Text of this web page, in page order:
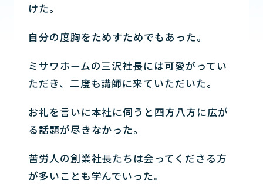
けた。
自分の度胸をためすためでもあった。
ミサワホームの三沢社長には可愛がってい
ただき、二度も講師に来ていただいた。
お礼を言いに本社に伺うと四方八方に広が
る話題が尽きなかった。
苦労人の創業社長たちは会ってくださる方
が多いことも学んでいった。